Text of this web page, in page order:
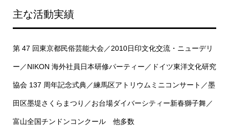
主な活動実績
第 47 回東京都民俗芸能大会／2010日印文化交流・ニューデリ
ー／NIKON 海外社員日本研修パーティー／ドイツ東洋文化研究
協会 137 周年記念式典／練馬区アトリウムミニコンサート／墨
田区墨堤さくらまつり／お台場ダイバーシティー新春獅子舞／
富山全国チンドンコンクール 他多数